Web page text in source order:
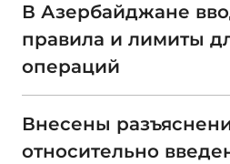
В Азербайджане
правила и лимиты
операций
Внесены
относительно